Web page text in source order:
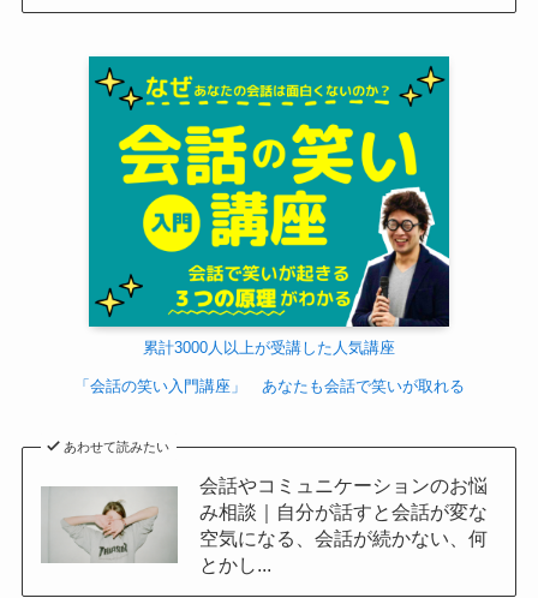
累計3000人以上が受講した人気講座
「会話の笑い入門講座」 あなたも会話で笑いが取れる
あわせて読みたい
会話やコミュニケーションのお悩
み相談｜自分が話すと会話が変な
空気になる、会話が続かない、何
とかし...